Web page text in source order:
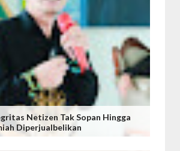
Netizen Tak Sopan Hingga
Diperjualbelikan